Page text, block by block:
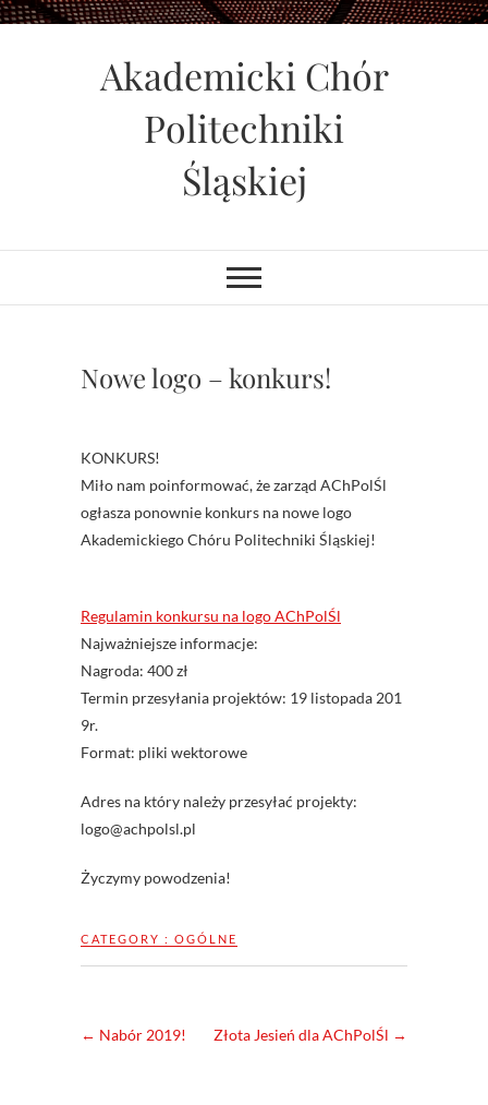
Skip
Akademicki Chór
Politechniki
Śląskiej
Nowe logo – konkurs!
KONKURS!
Miło nam poinformować, że zarząd AChPolŚl
ogłasza ponownie konkurs na nowe logo
Akademickiego Chóru Politechniki Śląskiej!
Regulamin konkursu na logo AChPolŚl
Najważniejsze informacje:
Nagroda: 400 zł
Termin przesyłania projektów: 19 listopada 201
9r.
Format: pliki wektorowe
Adres na który należy przesyłać projekty:
logo@achpolsl.pl
Życzymy powodzenia!
CATEGORY : OGÓLNE
← Nabór 2019! Złota Jesień dla AChPolŚl →